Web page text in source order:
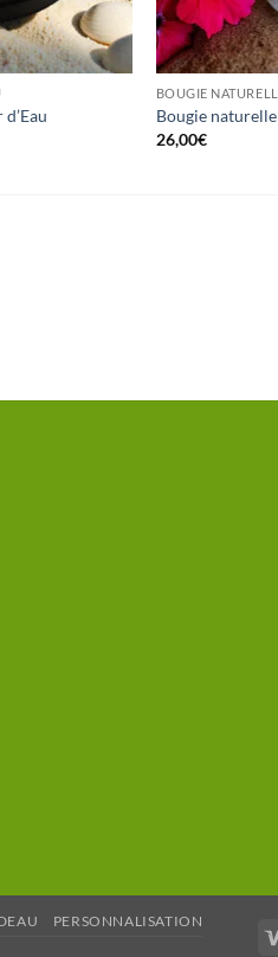
BOUGIE
Bougie
26,00€
PERSONNALISATION